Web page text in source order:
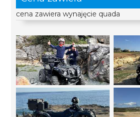
cena zawiera wynajęcie quada